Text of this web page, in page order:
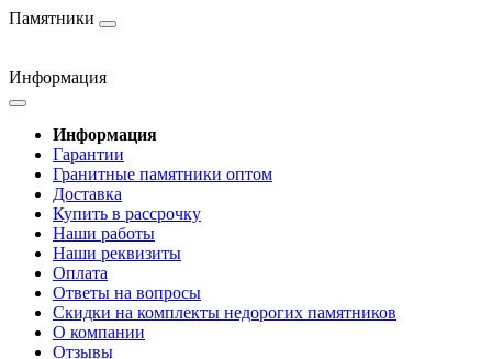
Памятники
Информация
Информация
Гарантии
Гранитные памятники оптом
Доставка
Купить в рассрочку
Наши работы
Наши реквизиты
Оплата
Ответы на вопросы
Скидки на комплекты недорогих памятников
О компании
Отзывы